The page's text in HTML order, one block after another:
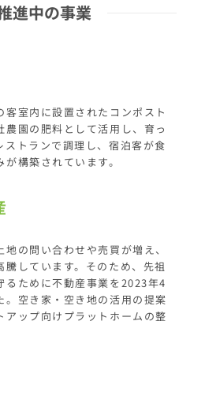
進中の事業
客室内に設置されたコンポスト
農園の肥料として活用し、育っ
ストランで調理し、宿泊客が食
構築されています。
の問い合わせや売買が増え、
しています。そのため、先祖
るために不動産事業を2023年4
。空き家・空き地の活用の提案
アップ向けプラットホームの整